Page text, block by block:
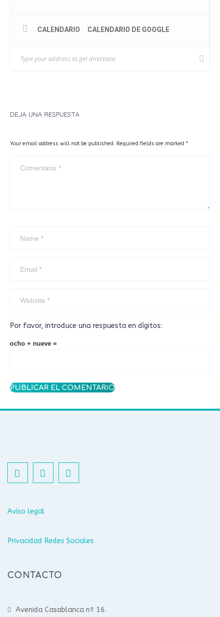
SI QUIERES RECIBIR MÁS INFORMACIÓN O RESERVAR
(INFO@BIOZENTRICA.COM).
CALENDARIO CALENDARIO DE GOOGLE
DEJA UNA RESPUESTA
Your email address will not be published. Required fields are marked *
Por favor, introduce una respuesta en dígitos:
ocho + nueve =
Aviso legal
Privacidad Redes Sociales
CONTACTO
Avenida Casablanca nº 16.